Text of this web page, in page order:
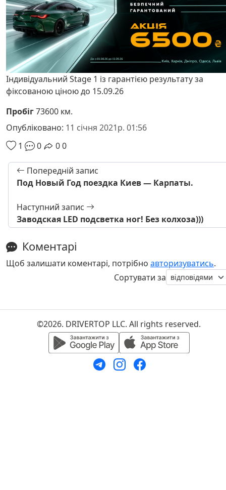
Індивідуальний Stage 1 із гарантією результату за
фіксованою ціною до 15.09.26
Пробіг73600 км.
Опубліковано: 11 січня 2021р. 01:56
1
0 00
Попередній запис
Под Новый Год поездка Киев — Карпаты.
Наступний запис
Заводская LED подсветка ног! Без колхоза)))
Коментарі
Щоб залишати коментарі, потрібно авторизуватись.
Сортувати за
©2026. DRIVERTOP LLC. All rights reserved.